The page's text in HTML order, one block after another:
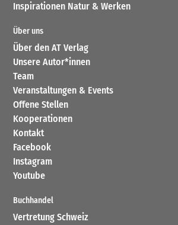
Inspirationen Natur & Werken
Über uns
Über den AT Verlag
Unsere Autor*innen
Team
Veranstaltungen & Events
Offene Stellen
Kooperationen
Kontakt
Facebook
Instagram
Youtube
Buchhandel
Vertretung Schweiz